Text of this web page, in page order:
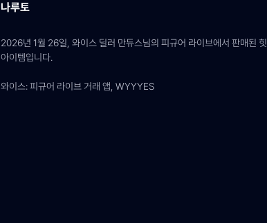
나루토
2026년 1월 26일, 와이스 딜러 만듀스님의 피규어 라이브에서 판매된 힛
아이템입니다.
와이스: 피규어 라이브 거래 앱, WYYYES